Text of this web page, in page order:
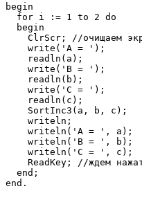
begin
  for i := 1 to 2 do
  begin
ClrScr; //очищаем
    write('A = ');
    readln(a);
    write('B = ');
    readln(b);
    write('C = ');
    readln(c);
    SortInc3(a, b, c);
    writeln;
    writeln('A = ', a);
    writeln('B = ', b);
    writeln('C = ', c);
ReadKey; //ждем
  end;
end.